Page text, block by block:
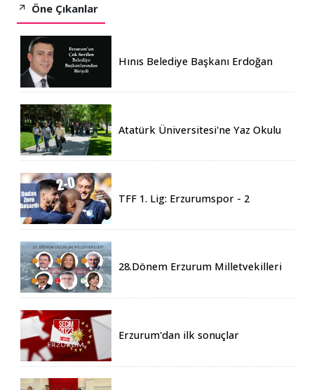
Öne Çıkanlar
Hınıs Belediye Başkanı Erdoğan
Atatürk Üniversitesi'ne Yaz Okulu
TFF 1. Lig: Erzurumspor - 2
28.Dönem Erzurum Milletvekilleri
Erzurum'dan ilk sonuçlar